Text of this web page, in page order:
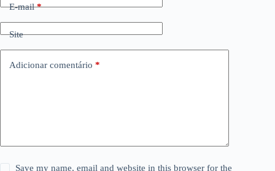
E-mail*
Site
Adicionar comentário *
Save my name, email and website in this browser for the